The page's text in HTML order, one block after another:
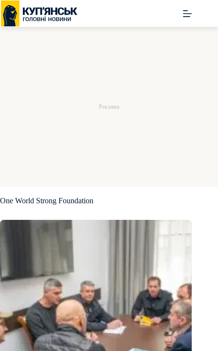
Перейти
до
вмісту
One World Strong Foundation